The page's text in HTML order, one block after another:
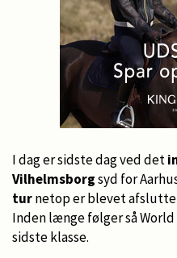
I dag er sidste dag ved det
Vilhelmsborgsyd for
turnetop er blevet
Inden længe følger så
sidste klasse.